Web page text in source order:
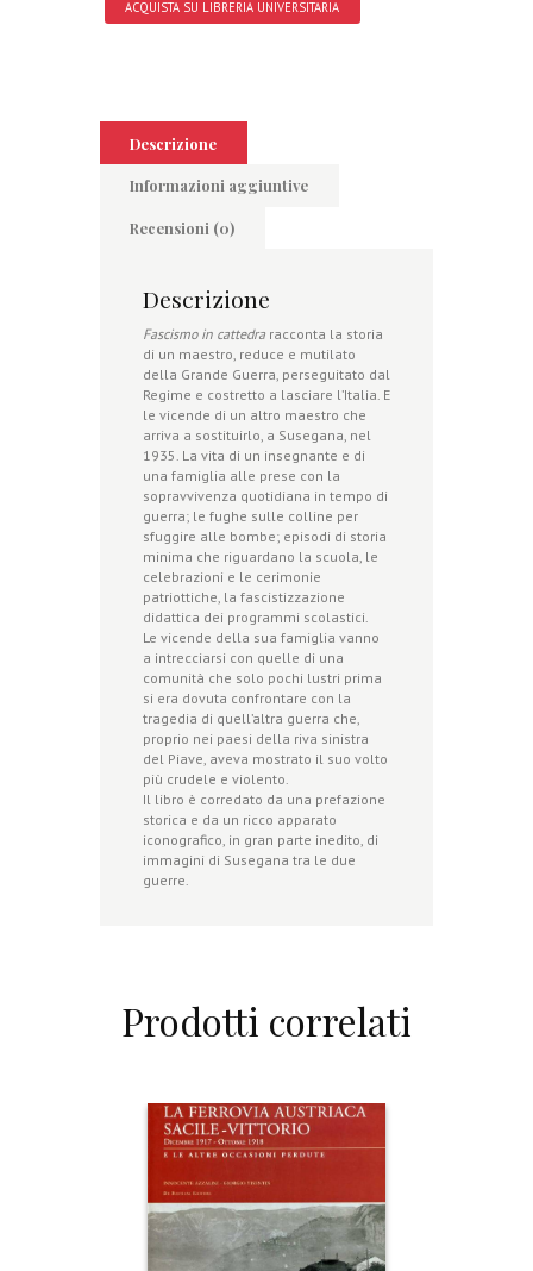
ACQUISTA SU LIBRERIA UNIVERSITARIA
Descrizione
Informazioni aggiuntive
Recensioni (0)
Descrizione
Fascismo in cattedra racconta la storia
di un maestro, reduce e mutilato
della Grande Guerra, perseguitato dal
Regime e costretto a lasciare l’Italia. E
le vicende di un altro maestro che
arriva a sostituirlo, a Susegana, nel
1935. La vita di un insegnante e di
una famiglia alle prese con la
sopravvivenza quotidiana in tempo di
guerra; le fughe sulle colline per
sfuggire alle bombe; episodi di storia
minima che riguardano la scuola, le
celebrazioni e le cerimonie
patriottiche, la fascistizzazione
didattica dei programmi scolastici.
Le vicende della sua famiglia vanno
a intrecciarsi con quelle di una
comunità che solo pochi lustri prima
si era dovuta confrontare con la
tragedia di quell’altra guerra che,
proprio nei paesi della riva sinistra
del Piave, aveva mostrato il suo volto
più crudele e violento.
Il libro è corredato da una prefazione
storica e da un ricco apparato
iconografico, in gran parte inedito, di
immagini di Susegana tra le due
guerre.
Prodotti correlati